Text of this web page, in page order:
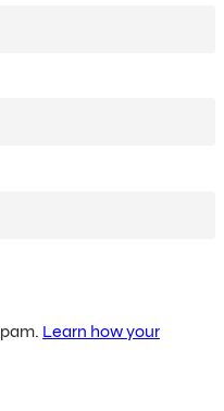
Learn how your